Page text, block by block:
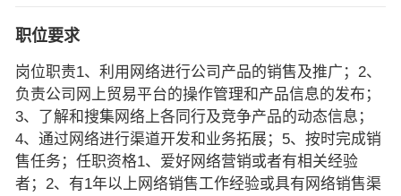
职位要求
岗位职责1、利用网络进行公司产品的销售及推广；2、
负责公司网上贸易平台的操作管理和产品信息的发布；
3、了解和搜集网络上各同行及竞争产品的动态信息；
4、通过网络进行渠道开发和业务拓展；5、按时完成销
售任务；任职资格1、爱好网络营销或者有相关经验
者；2、有1年以上网络销售工作经验或具有网络销售渠